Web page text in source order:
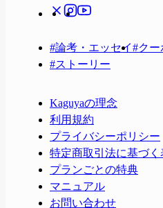
#論考・エッセイ#クー
#ストーリー
Kaguyaの理念
利用規約
プライバシーポリシー
特定商取引法に基づく
プランごとの特典
マニュアル
お問い合わせ